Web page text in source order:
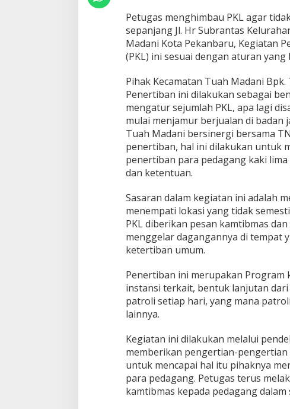
J
a
l
a
n
r
S
u
b
r
a
n
a
s
Petugas menghimbau PKL agar
sepanjang Jl. Hr Subrantas
Madani Kota Pekanbaru, Kegiatan
(PKL) ini sesuai dengan aturan yang
Pihak Kecamatan Tuah Madani
Penertiban ini dilakukan sebagai
mengatur sejumlah PKL, apa lagi
mulai menjamur berjualan di badan
Tuah Madani bersinergi bersama
penertiban, hal ini dilakukan untuk
penertiban para pedagang kaki
dan ketentuan.
Sasaran dalam kegiatan ini adalah
menempati lokasi yang tidak
PKL diberikan pesan kamtibmas
menggelar dagangannya di tempat
ketertiban umum.
Penertiban ini merupakan Program
instansi terkait, bentuk lanjutan
patroli setiap hari, yang mana
lainnya.
Kegiatan ini dilakukan melalui
memberikan pengertian-
untuk mencapai hal itu pihaknya
para pedagang. Petugas terus
kamtibmas kepada pedagang dalam